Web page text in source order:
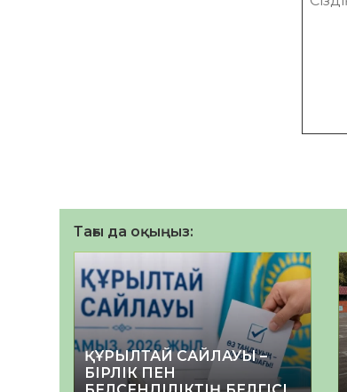
Тағы да оқыңыз:
ҚҰРЫЛТАЙ САЙЛАУЫ –
БІРЛІК ПЕН